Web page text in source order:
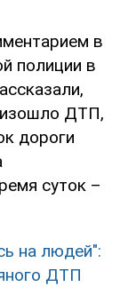
в
полиции в
ДТП,
дороги
суток –
на людей":
ДТП